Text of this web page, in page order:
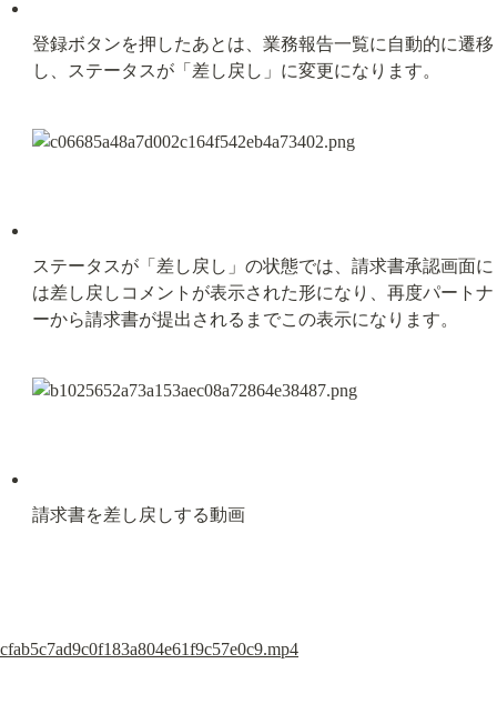
登録ボタンを押したあとは、業務報告一覧に自動的に遷移
し、ステータスが「差し戻し」に変更になります。
ステータスが「差し戻し」の状態では、請求書承認画面に
は差し戻しコメントが表示された形になり、再度パートナ
ーから請求書が提出されるまでこの表示になります。
請求書を差し戻しする動画
cfab5c7ad9c0f183a804e61f9c57e0c9.mp4